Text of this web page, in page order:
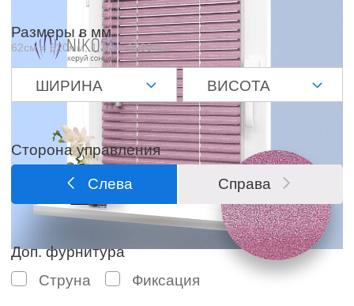
Размеры в мм
62см = 620мм, 1,2м = 1200мм
Сторона управления
Слева Справа
Доп. фурнитура
Струна
Фиксация